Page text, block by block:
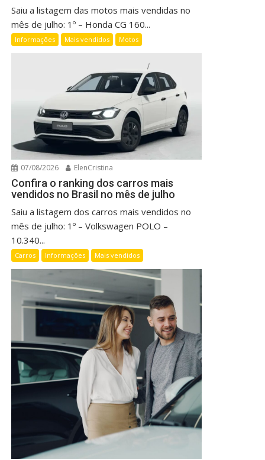
Saiu a listagem das motos mais vendidas no
mês de julho: 1º – Honda CG 160...
Informações Mais vendidos Motos
07/08/2026 ElenCristina
Confira o ranking dos carros mais
vendidos no Brasil no mês de julho
Saiu a listagem dos carros mais vendidos no
mês de julho: 1º – Volkswagen POLO –
10.340...
Carros Informações Mais vendidos